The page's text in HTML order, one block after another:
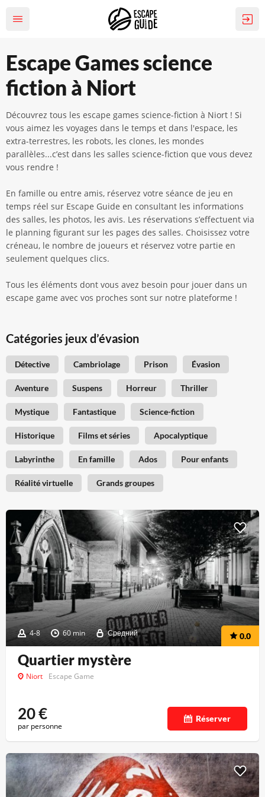
Escape Games science
fiction à Niort
Découvrez tous les escape games science-fiction à Niort ! Si
vous aimez les voyages dans le temps et dans l'espace, les
extra-terrestres, les robots, les clones, les mondes
parallèles...c’est dans les salles science-fiction que vous devez
vous rendre !
En famille ou entre amis, réservez votre séance de jeu en
temps réel sur Escape Guide en consultant les informations
des salles, les photos, les avis. Les réservations s’effectuent via
le planning figurant sur les pages des salles. Choisissez votre
créneau, le nombre de joueurs et réservez votre partie en
seulement quelques clics.
Tous les éléments dont vous avez besoin pour jouer dans un
escape game avec vos proches sont sur notre plateforme !
Catégories jeux d’évasion
Détective Cambriolage Prison Évasion
Aventure Suspens Horreur Thriller
Mystique Fantastique Science-fiction
Historique Films et séries Apocalyptique
Labyrinthe En famille Ados Pour enfants
Réalité virtuelle Grands groupes
4-8 60 min Средний 0.0
Quartier mystère
Niort Escape Game
20€
par personne
Réserver